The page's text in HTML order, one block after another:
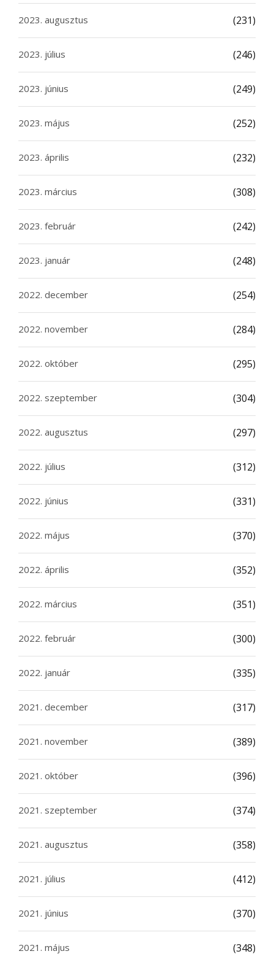
2023. augusztus (231)
2023. július (246)
2023. június (249)
2023. május (252)
2023. április (232)
2023. március (308)
2023. február (242)
2023. január (248)
2022. december (254)
2022. november (284)
2022. október (295)
2022. szeptember (304)
2022. augusztus (297)
2022. július (312)
2022. június (331)
2022. május (370)
2022. április (352)
2022. március (351)
2022. február (300)
2022. január (335)
2021. december (317)
2021. november (389)
2021. október (396)
2021. szeptember (374)
2021. augusztus (358)
2021. július (412)
2021. június (370)
2021. május (348)